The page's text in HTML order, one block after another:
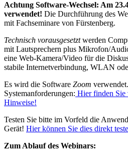
Achtung Software-Wechsel: Am
verwendet! Die Durchführung des
mit Fachseminare von Fürstenberg.
Technisch vorausgesetztwerden
mit Lautsprechern plus Mikrofon/
eine Web-Kamera/Video für die
stabile Internetverbindung, WLAN
Es wird die Software Zoom
Systemanforderungen: Hier finden Sie
Hinweise!
Testen Sie bitte im Vorfeld die
Gerät! Hier können Sie dies direkt
Zum Ablauf des Webinars: